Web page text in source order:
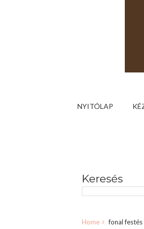
NYITÓLAP
Keresés
Home fonal festés